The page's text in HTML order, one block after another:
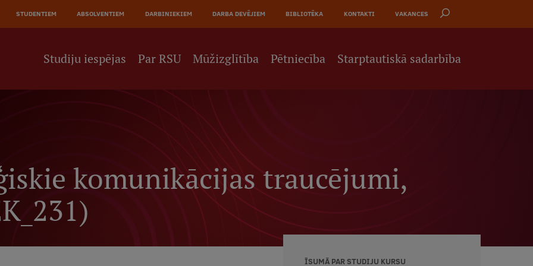
STUDENTIEM ABSOLVENTIEM DARBINIEKIEM DARBA DEVĒJIEM BIBLIOTĒKA KONTAKTI VAKANCES
Studiju iespējas Par RSU Mūžizglītība Pētniecība Starptautiskā sadarbība
komunikācijas traucējumi,
ĪSUMĀ PAR STUDIJU KURSU